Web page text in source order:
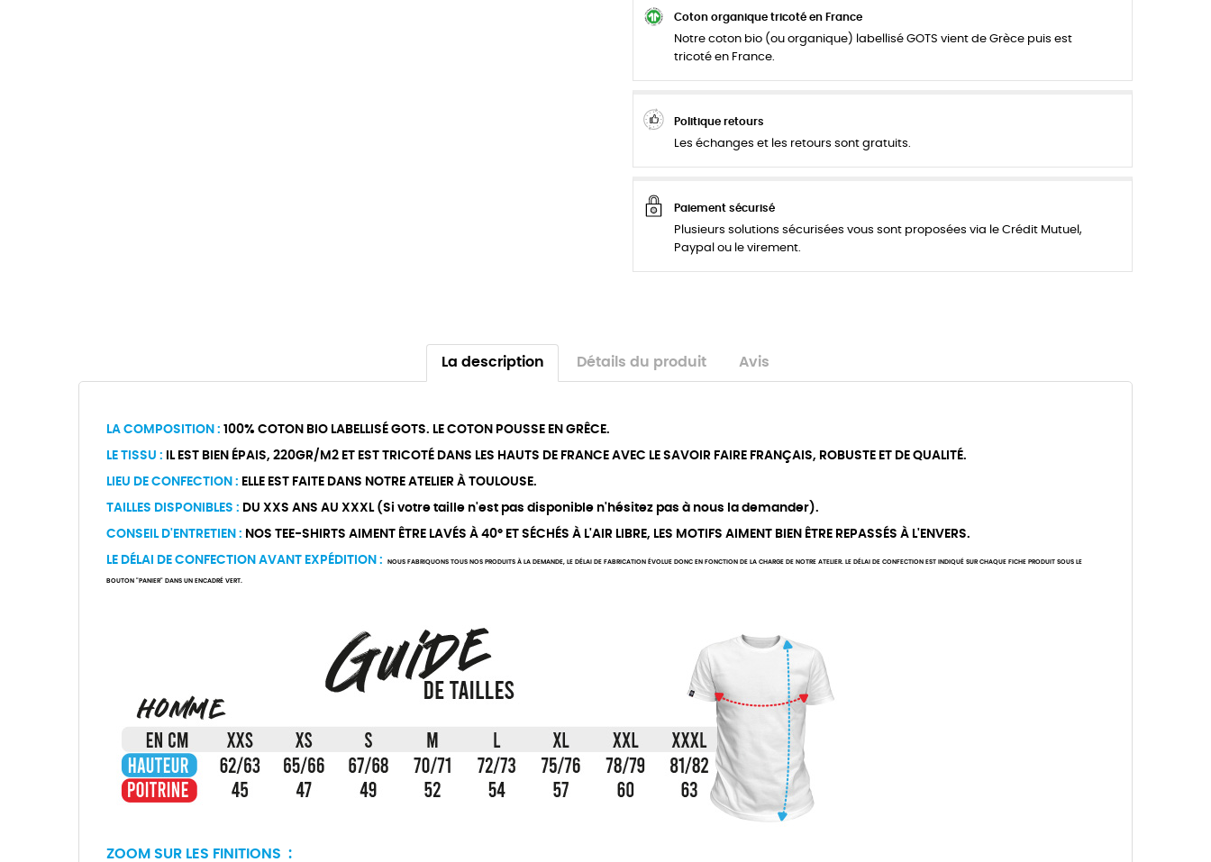
Coton organique tricoté en France
Notre coton bio (ou organique) labellisé GOTS vient de Grèce puis est
tricoté en France.
Politique retours
Les échanges et les retours sont gratuits.
Paiement sécurisé
Plusieurs solutions sécurisées vous sont proposées via le Crédit Mutuel,
Paypal ou le virement.
La description Détails du produit Avis
LA COMPOSITION : 100% COTON BIO LABELLISÉ GOTS. LE COTON POUSSE EN GRÊCE.
LE TISSU : IL EST BIEN ÉPAIS, 220GR/M2 ET EST TRICOTÉ DANS LES HAUTS DE FRANCE AVEC LE SAVOIR FAIRE FRANÇAIS, ROBUSTE ET DE QUALITÉ.
LIEU DE CONFECTION : ELLE EST FAITE DANS NOTRE ATELIER À TOULOUSE.
TAILLES DISPONIBLES : DU XXS ANS AU XXXL (Si votre taille n'est pas disponible n'hésitez pas à nous la demander).
CONSEIL D'ENTRETIEN : NOS TEE-SHIRTS AIMENT ÊTRE LAVÉS À 40° ET SÉCHÉS À L'AIR LIBRE, LES MOTIFS AIMENT BIEN ÊTRE REPASSÉS À L'ENVERS.
LE DÉLAI DE CONFECTION AVANT EXPÉDITION : NOUS FABRIQUONS TOUS NOS PRODUITS À LA DEMANDE, LE DÉLAI DE FABRICATION ÉVOLUE DONC EN FONCTION DE LA CHARGE DE NOTRE ATELIER. LE DÉLAI DE CONFECTION EST INDIQUÉ SUR CHAQUE FICHE PRODUIT SOUS LE
BOUTON "PANIER" DANS UN ENCADRÉ VERT.
ZOOM SUR LES FINITIONS :